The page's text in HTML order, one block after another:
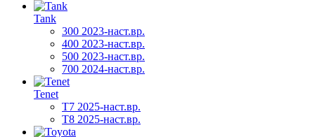
Tank
300 2023-наст.вр.
400 2023-наст.вр.
500 2023-наст.вр.
700 2024-наст.вр.
Tenet
T7 2025-наст.вр.
T8 2025-наст.вр.